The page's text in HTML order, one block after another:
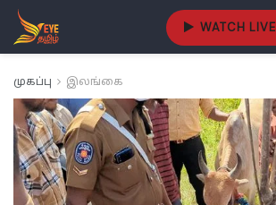
WATCH LIVE
முகப்பு இலங்கை